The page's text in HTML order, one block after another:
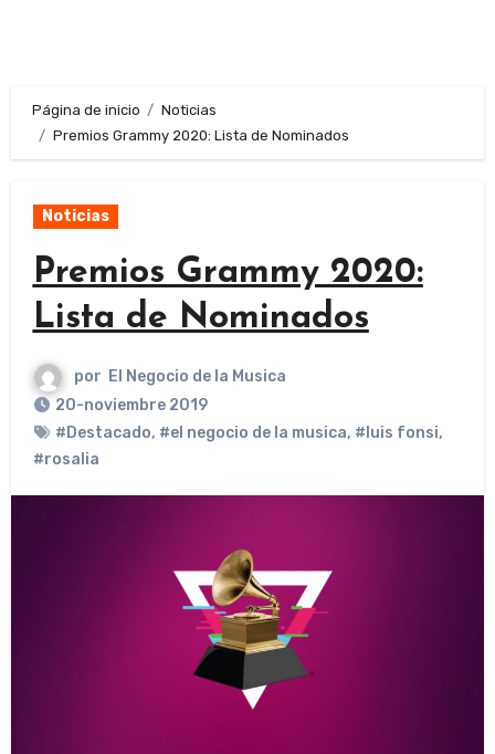
Página de inicio
Noticias
Premios Grammy 2020: Lista de Nominados
Noticias
Premios Grammy 2020:
Lista de Nominados
por El Negocio de la Musica
20-noviembre 2019
#Destacado, #el negocio de la musica, #luis fonsi,
#rosalia